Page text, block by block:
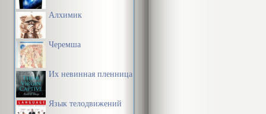
Алхимик
Черемша
Их невинная пленница
Язык телодвижений